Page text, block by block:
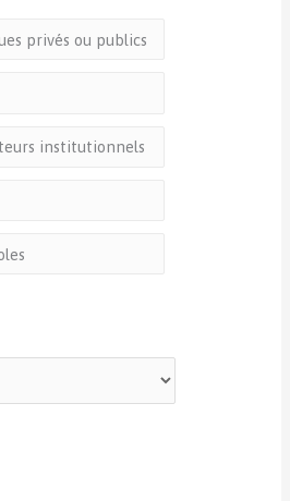
privés ou publics
institutionnels